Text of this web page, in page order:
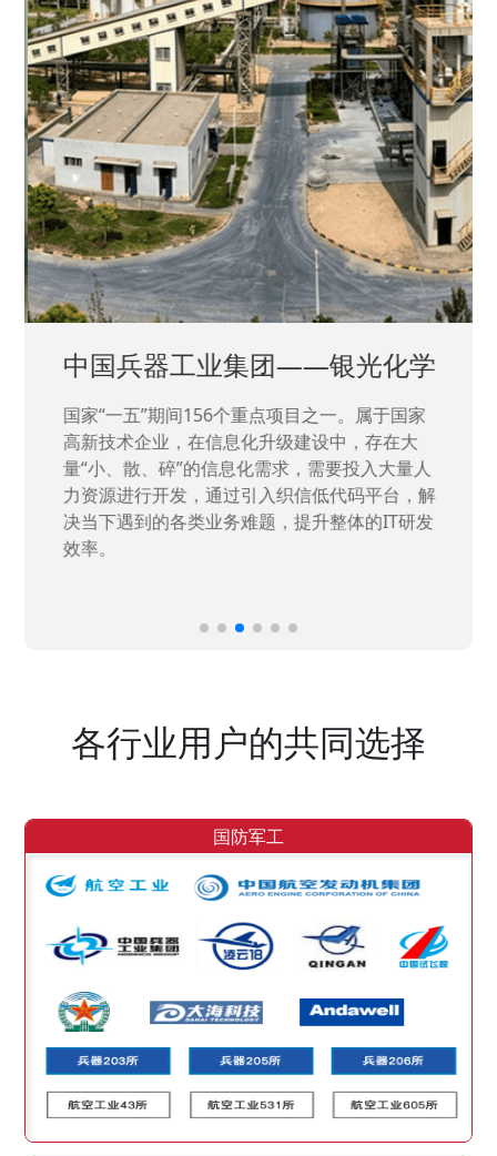
中国兵器工业集团——银光化学
国家“一五”期间156个重点项目之一。属于国家
高新技术企业，在信息化升级建设中，存在大
量“小、散、碎”的信息化需求，需要投入大量人
力资源进行开发，通过引入织信低代码平台，解
决当下遇到的各类业务难题，提升整体的IT研发
效率。
各行业用户的共同选择
国防军工